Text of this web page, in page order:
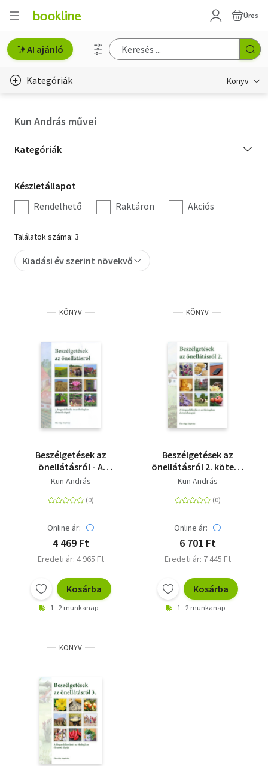
Üres
AI ajánló
Kategóriák Könyv
Hobbi, szabadidő
Irodalom
Művészet
Szakkönyv
Tankönyv, segédkönyv
Társadalomtudomány
Természettudomány
Történelem
Kun András művei
Kategória
szűrés
Kategóriák
Készletállapot
szűrés
Készletállapot
Rendelhető
Raktáron Akciós
Találatok száma: 3
Kiadási év szerint növekvő
KÖNYV
Beszélgetések az
önellátásról - A
biogazdálkodás és az
alapjai
Kun András
Online ár:
4 469 Ft
Eredeti ár: 4 965 Ft
Kosárba
1 - 2 munkanap
KÖNYV
Beszélgetések az
önellátásról 2. kötet -
A biogazdálkodás és
életmód alapjai
Kun András
Online ár:
6 701 Ft
Eredeti ár: 7 445 Ft
Kosárba
1 - 2 munkanap
KÖNYV